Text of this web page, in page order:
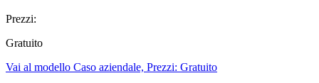
Prezzi:
Gratuito
Vai al modello Caso aziendale, Prezzi: Gratuito